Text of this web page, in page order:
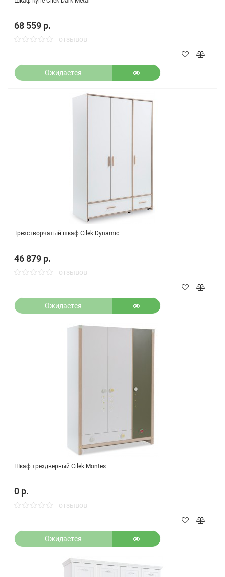
68 559 р.
отзывов
Ожидается
Трехстворчатый шкаф Cilek Dynamic
46 879 р.
отзывов
Ожидается
Шкаф трехдверный Cilek Montes
0 р.
отзывов
Ожидается